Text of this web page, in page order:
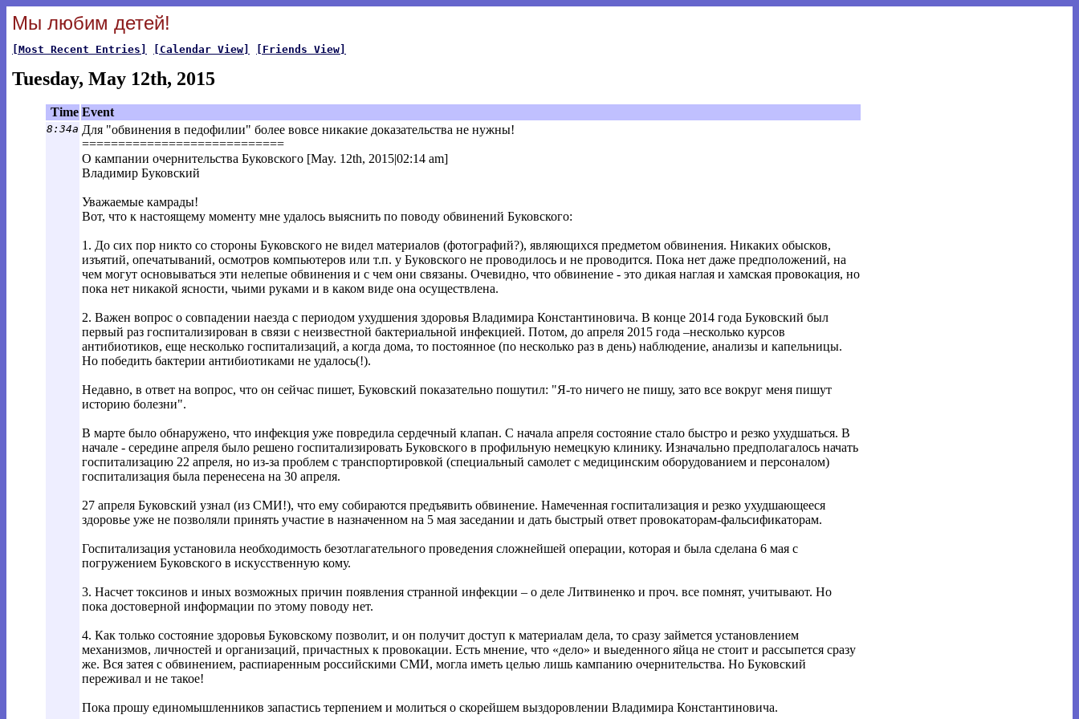
Мы любим детей!
[Most Recent Entries] [Calendar View] [Friends View]
Tuesday, May 12th, 2015
Time Event
8:34a Для "обвинения в педофилии" более вовсе никакие доказательства не нужны!
============================
О кампании очернительства Буковского [May. 12th, 2015|02:14 am]
Владимир Буковский
Уважаемые камрады!
Вот, что к настоящему моменту мне удалось выяснить по поводу обвинений Буковского:
1. До сих пор никто со стороны Буковского не видел материалов (фотографий?), являющихся предметом обвинения. Никаких обысков,
изъятий, опечатываний, осмотров компьютеров или т.п. у Буковского не проводилось и не проводится. Пока нет даже предположений, на
чем могут основываться эти нелепые обвинения и с чем они связаны. Очевидно, что обвинение - это дикая наглая и хамская провокация, но
пока нет никакой ясности, чьими руками и в каком виде она осуществлена.
2. Важен вопрос о совпадении наезда с периодом ухудшения здоровья Владимира Константиновича. В конце 2014 года Буковский был
первый раз госпитализирован в связи с неизвестной бактериальной инфекцией. Потом, до апреля 2015 года –несколько курсов
антибиотиков, еще несколько госпитализаций, а когда дома, то постоянное (по несколько раз в день) наблюдение, анализы и капельницы.
Но победить бактерии антибиотиками не удалось(!).
Недавно, в ответ на вопрос, что он сейчас пишет, Буковский показательно пошутил: "Я-то ничего не пишу, зато все вокруг меня пишут
историю болезни".
В марте было обнаружено, что инфекция уже повредила сердечный клапан. С начала апреля состояние стало быстро и резко ухудшаться. В
начале - середине апреля было решено госпитализировать Буковского в профильную немецкую клинику. Изначально предполагалось начать
госпитализацию 22 апреля, но из-за проблем с транспортировкой (специальный самолет с медицинским оборудованием и персоналом)
госпитализация была перенесена на 30 апреля.
27 апреля Буковский узнал (из СМИ!), что ему собираются предъявить обвинение. Намеченная госпитализация и резко ухудшающееся
здоровье уже не позволяли принять участие в назначенном на 5 мая заседании и дать быстрый ответ провокаторам-фальсификаторам.
Госпитализация установила необходимость безотлагательного проведения сложнейшей операции, которая и была сделана 6 мая с
погружением Буковского в искусственную кому.
3. Насчет токсинов и иных возможных причин появления странной инфекции – о деле Литвиненко и проч. все помнят, учитывают. Но
пока достоверной информации по этому поводу нет.
4. Как только состояние здоровья Буковскому позволит, и он получит доступ к материалам дела, то сразу займется установлением
механизмов, личностей и организаций, причастных к провокации. Есть мнение, что «дело» и выеденного яйца не стоит и рассыпется сразу
же. Вся затея с обвинением, распиаренным российскими СМИ, могла иметь целью лишь кампанию очернительства. Но Буковский
переживал и не такое!
Пока прошу единомышленников запастись терпением и молиться о скорейшем выздоровлении Владимира Константиновича.